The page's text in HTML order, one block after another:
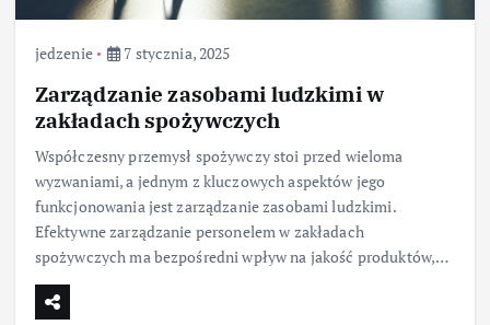
jedzenie 7 stycznia, 2025
Zarządzanie zasobami ludzkimi w
zakładach spożywczych
Współczesny przemysł spożywczy stoi przed wieloma
wyzwaniami, a jednym z kluczowych aspektów jego
funkcjonowania jest zarządzanie zasobami ludzkimi.
Efektywne zarządzanie personelem w zakładach
spożywczych ma bezpośredni wpływ na jakość produktów,…